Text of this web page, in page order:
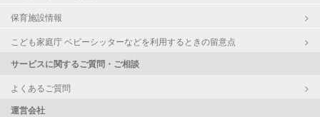
保育施設情報
こども家庭庁 ベビーシッターなどを利用するときの留意点
サービスに関するご質問・ご相談
よくあるご質問
運営会社